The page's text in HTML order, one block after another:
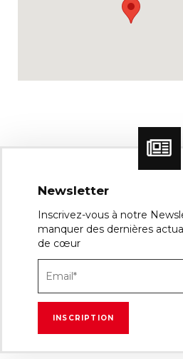
Newsletter
Inscrivez-vous à notre
manquer des dernières
de cœur